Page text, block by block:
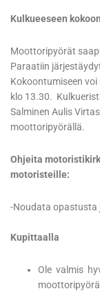
Kulkueeseen
Moottoripyörät
Paraatiin
Kokoontumiseen
klo 13.30.
Salminen Aulis
moottoripyörällä.
Ohjeita
motoristeille:
-Noudata opastusta
Kupittaalla
Ole valmis